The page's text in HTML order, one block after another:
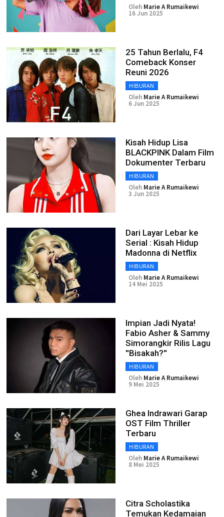
Oleh Marie A Rumaikewi
16 Jun 2025
25 Tahun Berlalu, F4
Comeback Konser
Reuni 2026
HIBURAN
Oleh Marie A Rumaikewi
6 Jun 2025
Kisah Hidup Lisa
BLACKPINK Dalam Film
Dokumenter Terbaru
HIBURAN
Oleh Marie A Rumaikewi
3 Jun 2025
Dari Layar Lebar ke
Serial : Kisah Hidup
Madonna di Netflix
HIBURAN
Oleh Marie A Rumaikewi
14 Mei 2025
Impian Jadi Nyata!
Fabio Asher & Sammy
Simorangkir Rilis Lagu
''Bisakah?''
HIBURAN
Oleh Marie A Rumaikewi
9 Mei 2025
Ghea Indrawari Garap
OST Film Thriller
Terbaru
HIBURAN
Oleh Marie A Rumaikewi
8 Mei 2025
Citra Scholastika
Temukan Kedamaian